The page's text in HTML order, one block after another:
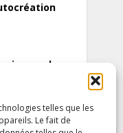
telles que les
Le fait de
:quels
pour